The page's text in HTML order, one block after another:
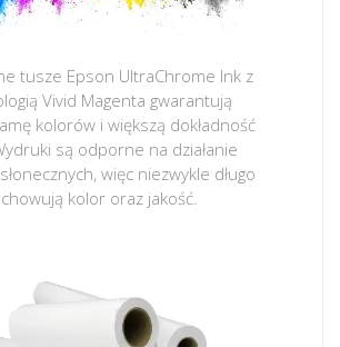
tusze Epson UltraChrome Ink z
Vivid Magenta gwarantują
kolorów i większą dokładność
są odporne na działanie
więc niezwykle długo
kolor oraz jakość.